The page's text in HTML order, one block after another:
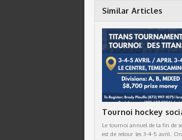
Similar Articles
Tournoi hockey
Le tournoi annuel de la fin de
est de retour les 3-4-5 avril.